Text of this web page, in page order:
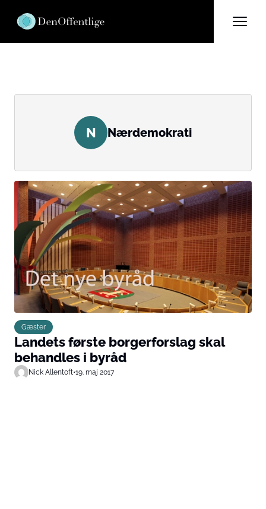
N Nærdemokrati
Gæster
Landets første borgerforslag skal
behandles i byråd
Nick Allentoft•19. maj 2017